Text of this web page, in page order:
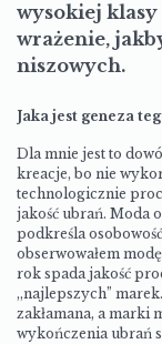
wysokiej
wrażenie,
niszowych.
Jaka jest geneza
Dla mnie jest to
kreacje, bo nie
technologicznie
jakość ubrań. Moda
podkreśla
obserwowałem
rok spada jakość
,,najlepszych”
zakłamana, a marki
wykończenia ubrań